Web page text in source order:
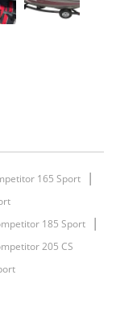
165 Sport|
185 Sport|
205 CS